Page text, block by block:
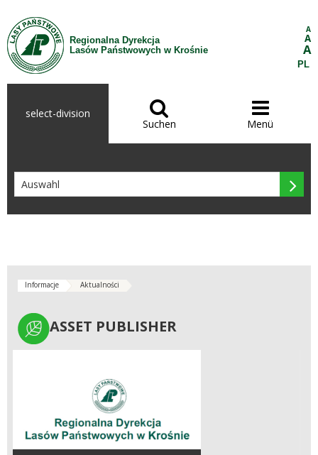
Zum Inhalt wechseln
Regionalna Dyrekcja
Lasów Państwowych w Krośnie
A
A
A
PL
select-division 
Suchen

Menü

Informacje Aktualności
ASSET PUBLISHER
ASSET PUBLISHER